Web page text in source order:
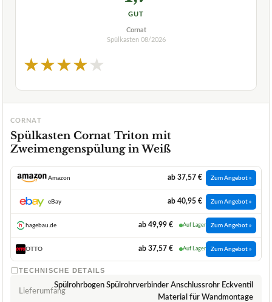
GUT
Cornat
Spülkasten 08/2026
★★★★★
CORNAT
Spülkasten Cornat Triton mit
Zweimengenspülung in Weiß
Amazon ab 37,57 € Zum Angebot »
eBay ab 40,95 € Zum Angebot »
hagebau.de ab 49,99 € Auf Lager Zum Angebot »
OTTO ab 37,57 € Auf Lager Zum Angebot »
TECHNISCHE DETAILS
Lieferumfang
Spülrohrbogen Spülrohrverbinder Anschlussrohr Eckventil
Material für Wandmontage